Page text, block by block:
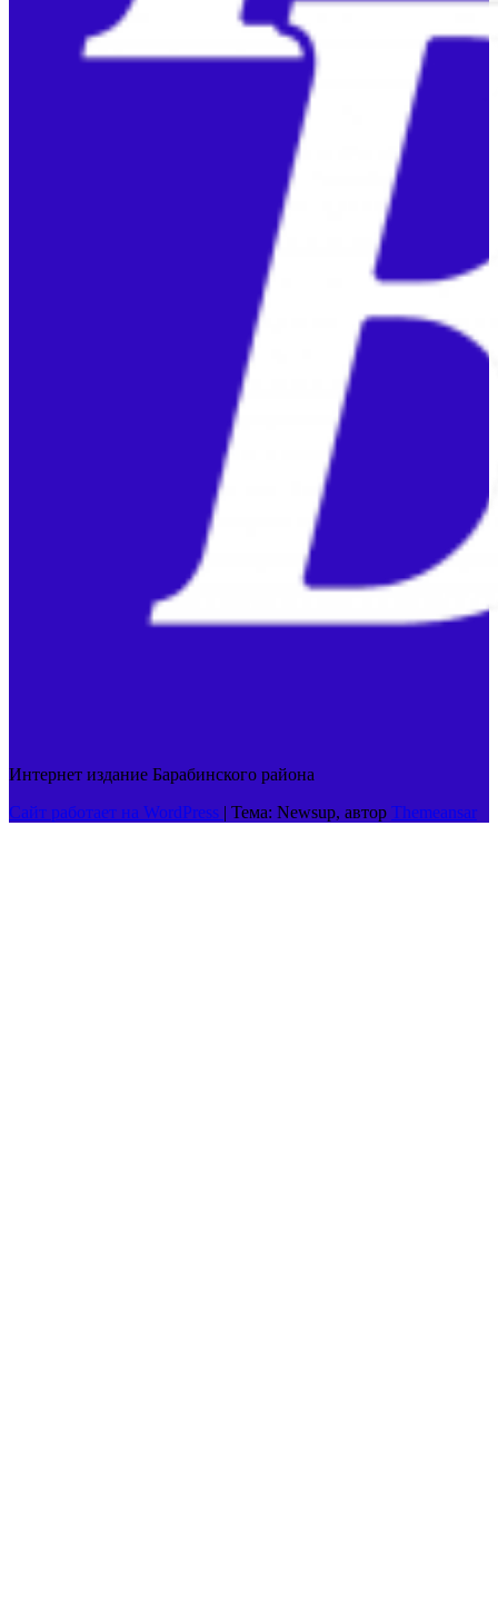
Интернет издание Барабинского района
Сайт работает на WordPress | Тема: Newsup, автор Themeansar